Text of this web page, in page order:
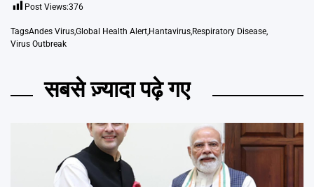
Post Views:376
TagsAndes Virus,Global Health Alert,Hantavirus,Respiratory Disease,
Virus Outbreak
सबसे ज़्यादा पढ़े गए